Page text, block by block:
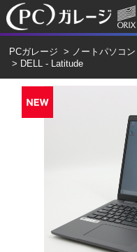
PCガレージ > ノートパソコン
> DELL - Latitude